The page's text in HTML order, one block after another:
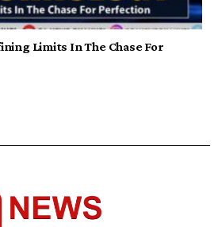
Limits In The Chase For